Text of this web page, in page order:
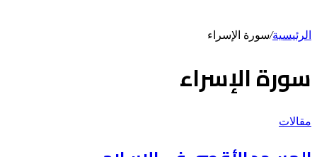
الرئيسية/سورة الإسراء
سورة الإسراء
مقالات